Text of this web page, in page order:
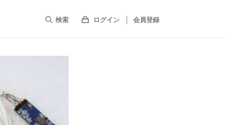
検索 ログイン 会員登録